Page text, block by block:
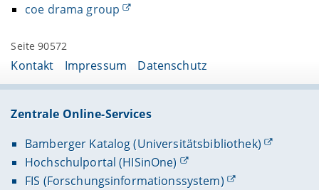
coe drama group
Seite 90572
Kontakt Impressum Datenschutz
Zentrale Online-Services
Bamberger Katalog (Universitätsbibliothek)
Hochschulportal (HISinOne)
FIS (Forschungsinformationssystem)